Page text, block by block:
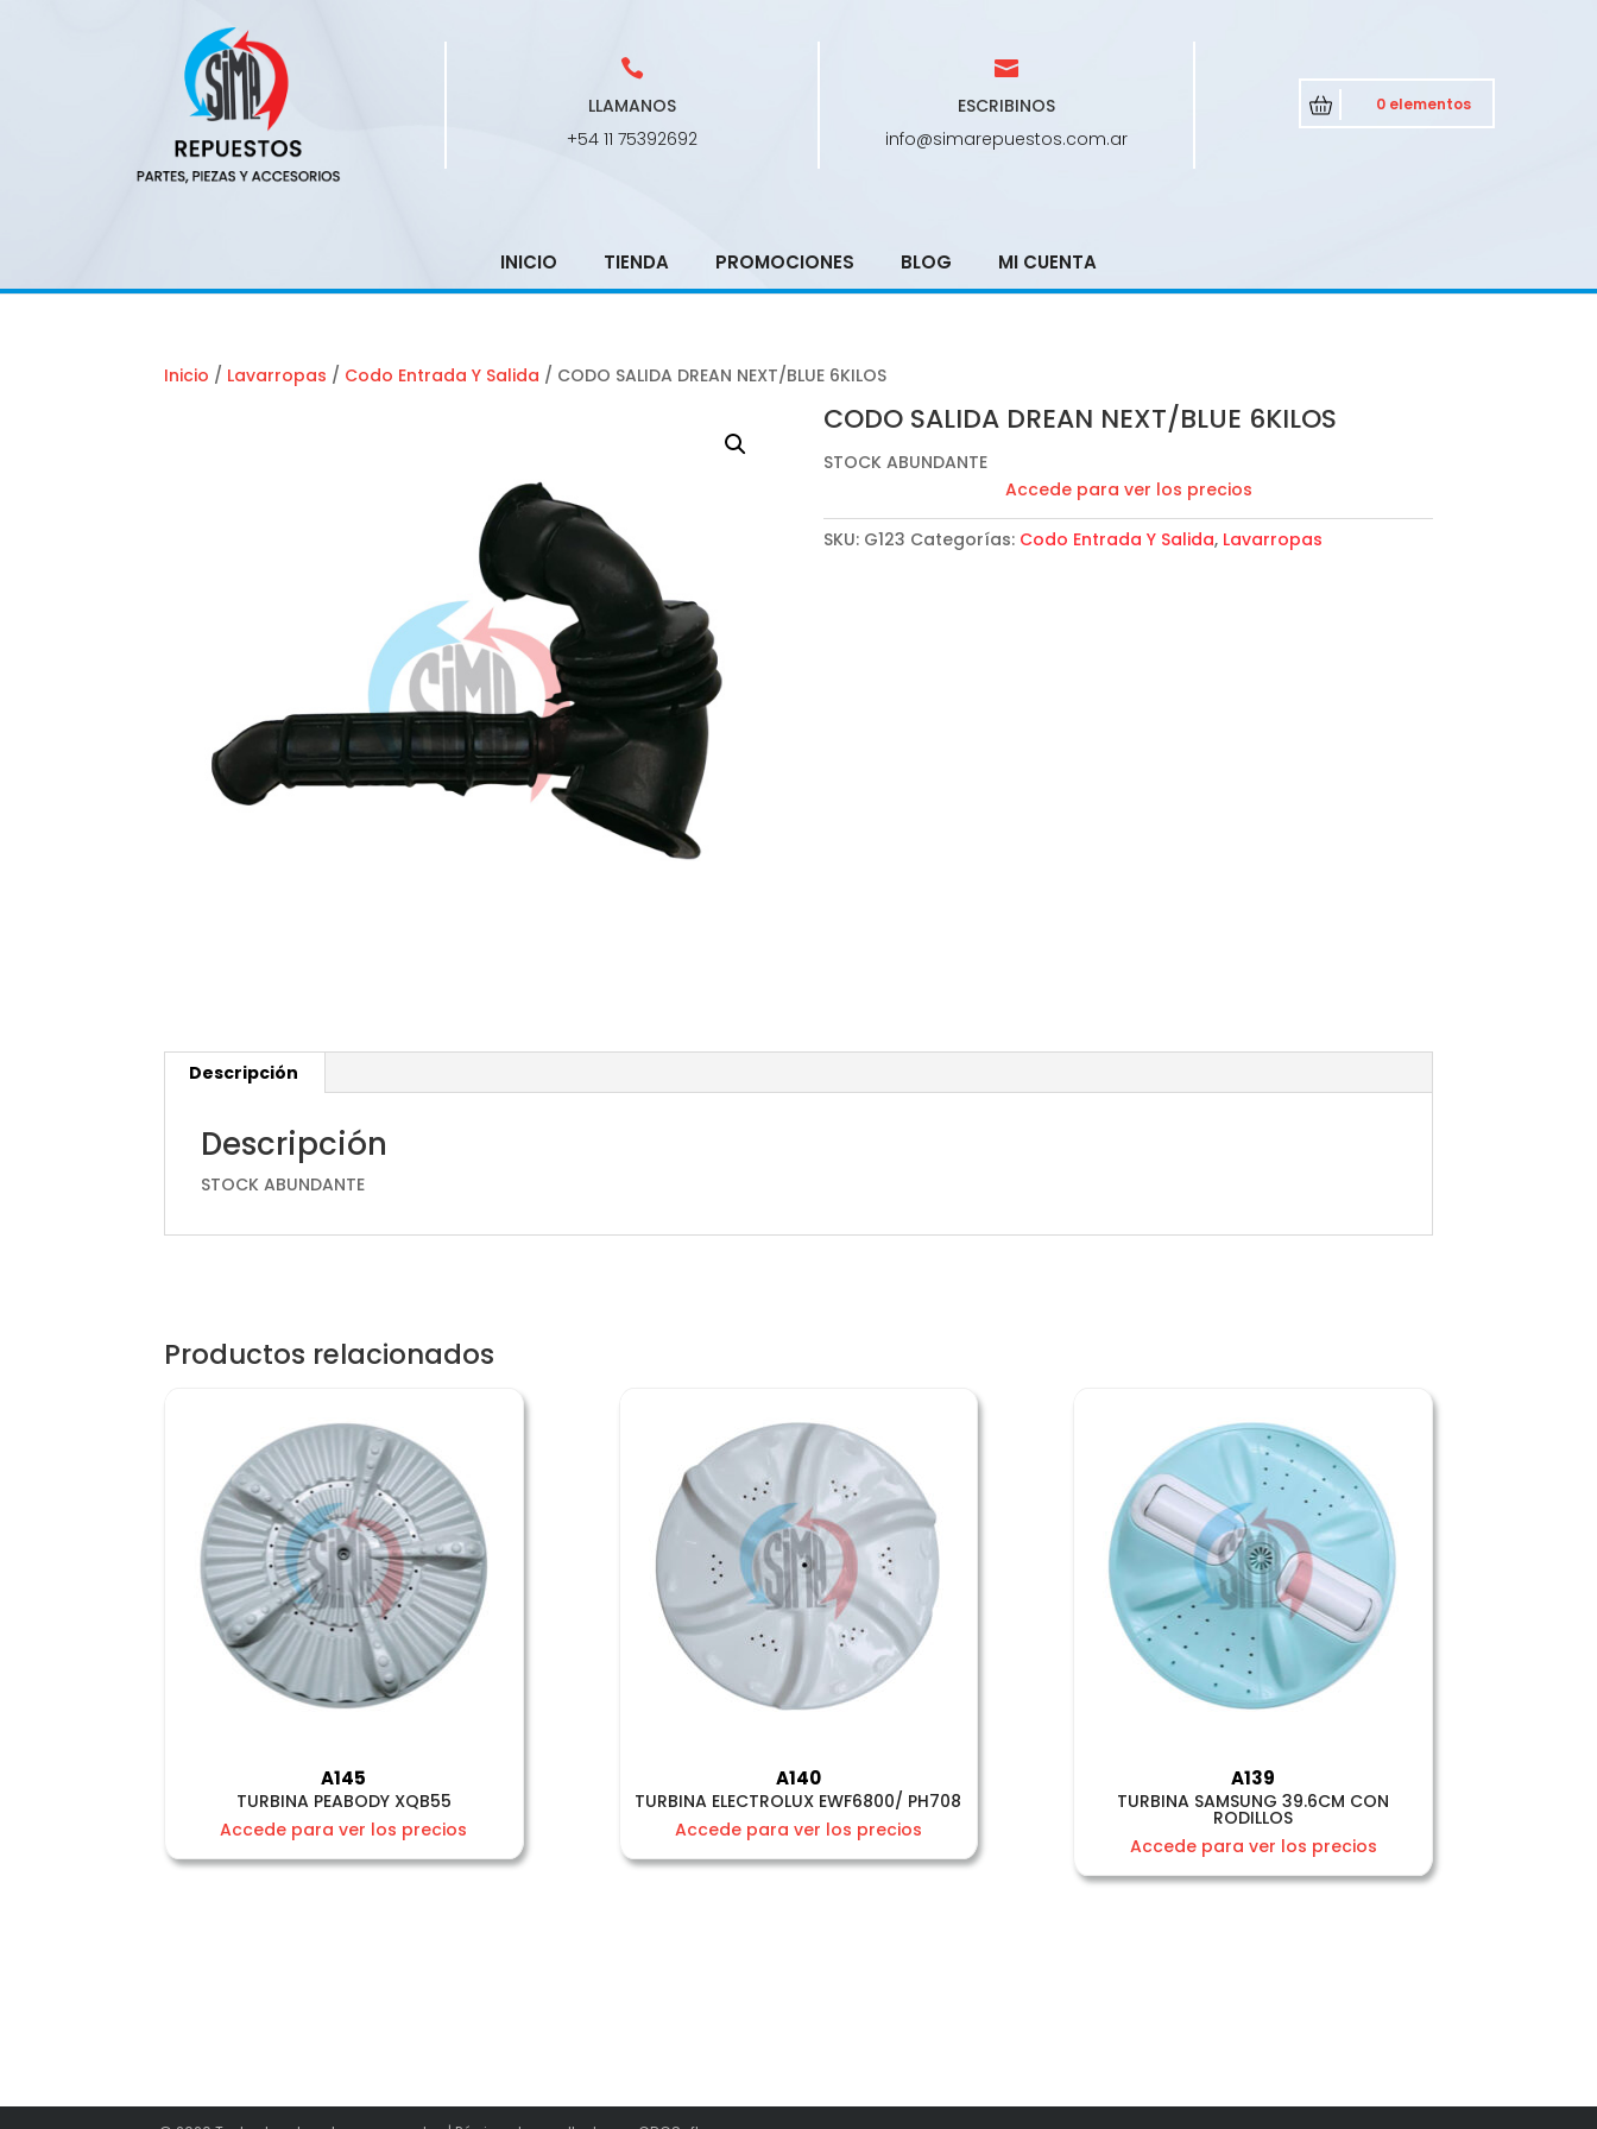
LLAMANOS
+54 11 75392692
ESCRIBINOS
info@simarepuestos.com.ar
0 elementos
INICIO TIENDA PROMOCIONES BLOG MI CUENTA
Inicio / Lavarropas / Codo Entrada Y Salida / CODO SALIDA DREAN NEXT/BLUE 6KILOS
CODO SALIDA DREAN NEXT/BLUE 6KILOS
STOCK ABUNDANTE
Accede para ver los precios
SKU: G123 Categorías: Codo Entrada Y Salida, Lavarropas
Descripción
Descripción
STOCK ABUNDANTE
Productos relacionados
A145
TURBINA PEABODY XQB55
Accede para ver los precios
A140
TURBINA ELECTROLUX EWF6800/ PH708
Accede para ver los precios
A139
TURBINA SAMSUNG 39.6CM CON
RODILLOS
Accede para ver los precios